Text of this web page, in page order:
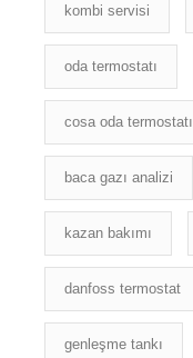
kombi servisi
oda termostatı
cosa oda termostatı
baca gazı analizi
kazan bakımı
danfoss termostat
genleşme tankı